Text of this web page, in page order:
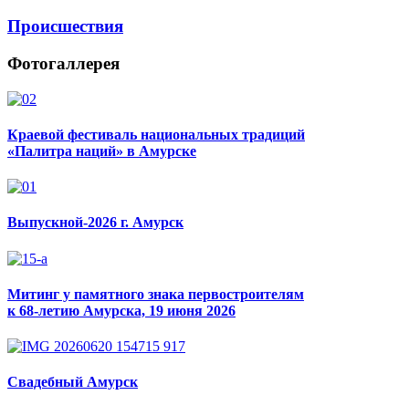
Происшествия
Фотогаллерея
Краевой фестиваль национальных традиций
«Палитра наций» в Амурске
Выпускной-2026 г. Амурск
Митинг у памятного знака первостроителям
к 68-летию Амурска, 19 июня 2026
Свадебный Амурск